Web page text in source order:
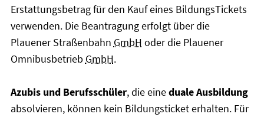
Erstattungsbetrag für den Kauf eines BildungsTickets
verwenden. Die Beantragung erfolgt über die
Plauener Straßenbahn GmbH oder die Plauener
Omnibusbetrieb GmbH.
Azubis und Berufsschüler, die eineduale Ausbildung
absolvieren, können kein Bildungsticket erhalten. Für